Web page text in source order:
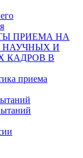
ПРИЕМА НА
НАУЧНЫХ И
КАДРОВ В
приема